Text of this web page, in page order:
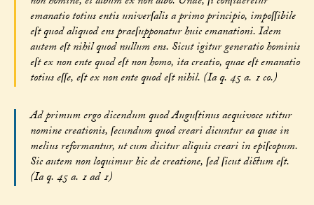
emanatio totius entis univerſalis a primo principio, impoſſibile
eſt quod aliquod ens praeſupponatur huic emanationi. Idem
autem eſt nihil quod nullum ens. Sicut igitur generatio hominis
eſt ex non ente quod eſt non homo, ita creatio, quae eſt emanatio
totius eſſe, eſt ex non ente quod eſt nihil. (Ia q. 45 a. 1 co.)
Ad primum ergo dicendum quod Auguſtinus aequivoce utitur
nomine creationis, ſecundum quod creari dicuntur ea quae in
melius reformantur, ut cum dicitur aliquis creari in epiſcopum.
Sic autem non loquimur hic de creatione, ſed ſicut dictum eſt.
(Ia q. 45 a. 1 ad 1)